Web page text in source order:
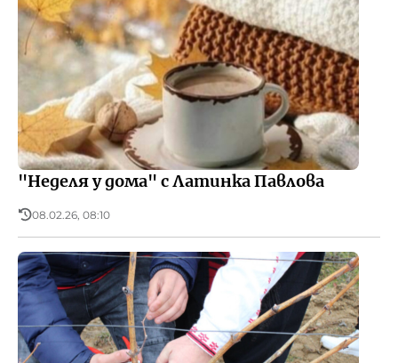
"Неделя у дома" с Латинка Павлова
08.02.26, 08:10